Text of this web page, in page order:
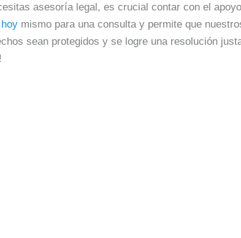
asesoría legal, es crucial contar con el
mismo para una consulta y permite que
sean protegidos y se logre una resolución